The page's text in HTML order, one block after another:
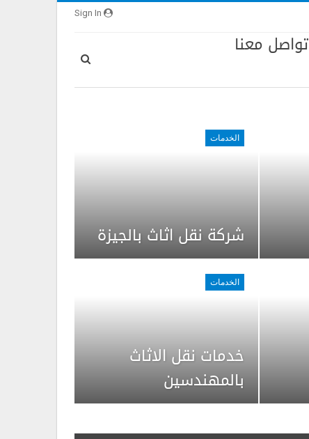
تواصل معنا
الخدمات
شركة نقل اثاث بالجيزة
الخدمات
خدمات نقل الاثاث
بالمهندسين